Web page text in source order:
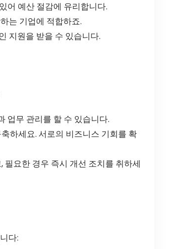
어 예산 절감에 유리합니다.
는 기업에 적합하죠.
지원을 받을 수 있습니다.
업무 관리를 할 수 있습니다.
하세요. 서로의 비즈니스 기회를 확
요한 경우 즉시 개선 조치를 취하세
다: